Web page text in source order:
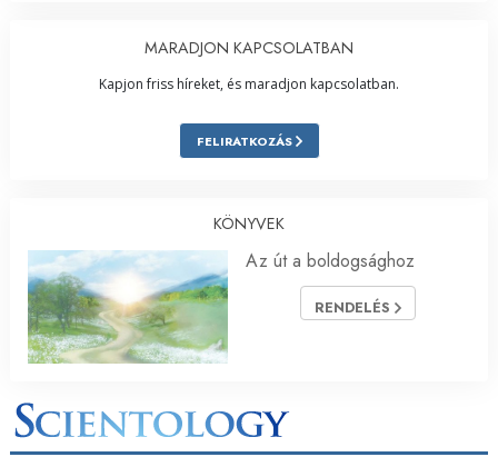
MARADJON KAPCSOLATBAN
Kapjon friss híreket, és maradjon kapcsolatban.
FELIRATKOZÁS
KÖNYVEK
Az út a boldogsághoz
RENDELÉS